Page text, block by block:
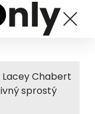
Lacey Chabert
sprostý